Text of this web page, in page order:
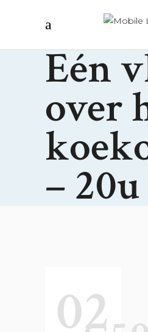
Eén
over
– 20u
02